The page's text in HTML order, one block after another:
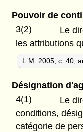
Pouvoir de
3(2)
Le
les attributions
L.M. 2005, c. 40,
Désignation
4(1)
Le
conditions,
catégorie de